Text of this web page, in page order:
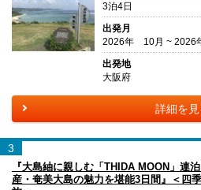
3泊4日
出発月
2026年 10月 ~ 2026
出発地
大阪府
詳細を見
3
『大島紬に親しむ「THIDA MOON」
産・奄美大島の魅力を堪能3日間』＜四